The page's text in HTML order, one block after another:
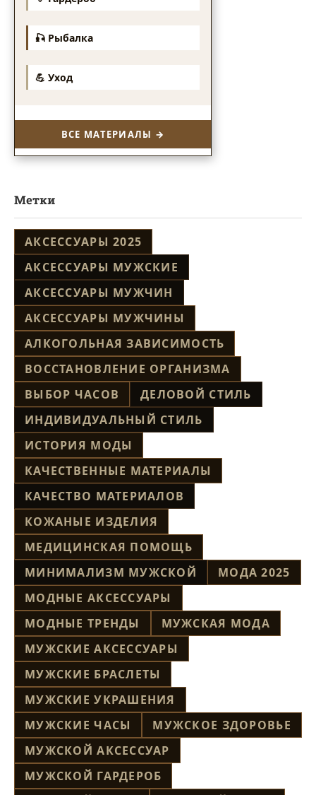
🎣 Рыбалка
💪 Уход
ВСЕ МАТЕРИАЛЫ →
Метки
АКСЕССУАРЫ 2025
АКСЕССУАРЫ МУЖСКИЕ
АКСЕССУАРЫ МУЖЧИН
АКСЕССУАРЫ МУЖЧИНЫ
АЛКОГОЛЬНАЯ ЗАВИСИМОСТЬ
ВОССТАНОВЛЕНИЕ ОРГАНИЗМА
ВЫБОР ЧАСОВ
ДЕЛОВОЙ СТИЛЬ
ИНДИВИДУАЛЬНЫЙ СТИЛЬ
ИСТОРИЯ МОДЫ
КАЧЕСТВЕННЫЕ МАТЕРИАЛЫ
КАЧЕСТВО МАТЕРИАЛОВ
КОЖАНЫЕ ИЗДЕЛИЯ
МЕДИЦИНСКАЯ ПОМОЩЬ
МИНИМАЛИЗМ МУЖСКОЙ
МОДА 2025
МОДНЫЕ АКСЕССУАРЫ
МОДНЫЕ ТРЕНДЫ
МУЖСКАЯ МОДА
МУЖСКИЕ АКСЕССУАРЫ
МУЖСКИЕ БРАСЛЕТЫ
МУЖСКИЕ УКРАШЕНИЯ
МУЖСКИЕ ЧАСЫ
МУЖСКОЕ ЗДОРОВЬЕ
МУЖСКОЙ АКСЕССУАР
МУЖСКОЙ ГАРДЕРОБ